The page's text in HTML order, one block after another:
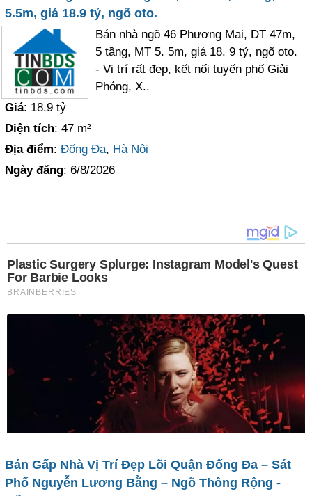
5.5m, giá 18.9 tỷ, ngõ oto.
Bán nhà ngõ 46 Phương Mai, DT 47m,
5 tầng, MT 5. 5m, giá 18. 9 tỷ, ngõ oto.
- Vị trí rất đẹp, kết nối tuyến phố Giải
Phóng, X..
Giá: 18.9 tỷ
Diện tích: 47 m²
Địa điểm:Đống Đa, Hà Nội
Ngày đăng: 6/8/2026
Bán Gấp Nhà Vị Trí Đẹp Lõi Quận Đống Đa – Sát
Phố Nguyễn Lương Bằng – Ngõ Thông Rộng -